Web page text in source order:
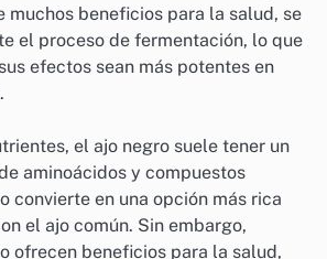
muchos beneficios para la salud, se
el proceso de fermentación, lo que
efectos sean más potentes en
el ajo negro suele tener un
aminoácidos y compuestos
convierte en una opción más rica
el ajo común. Sin embargo,
ofrecen beneficios para la salud,